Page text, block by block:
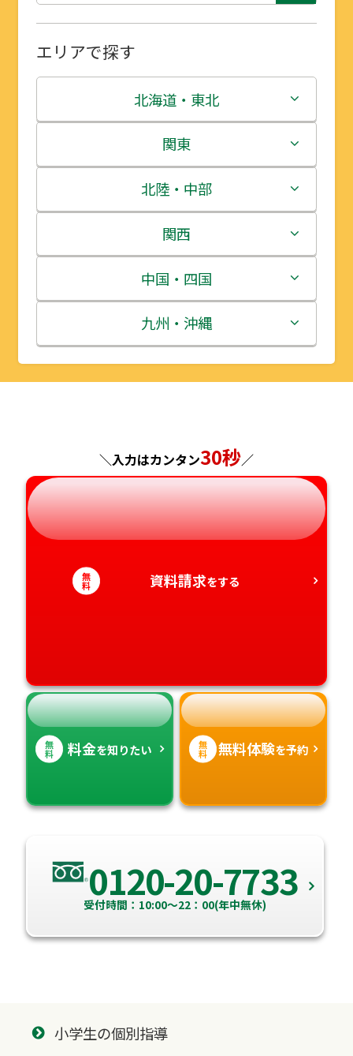
エリアで探す
北海道・東北
北海道
青森県
岩手県
宮城県
秋田県
山形県
関東
茨城県
栃木県
群馬県
埼玉県
千葉県
神奈川県
北陸・中部
新潟県
富山県
石川県
福井県
長野県
岐阜県
静岡県
愛知県
関西
三重県
滋賀県
京都府
兵庫県
奈良県
和歌山県
中国・四国
鳥取県
島根県
広島県
山口県
徳島県
香川県
九州・沖縄
福岡県
長崎県
熊本県
大分県
宮崎県
＼入力はカンタン30秒／
無
料 資料請求をする
無
料 料金を知りたい 無
料 無料体験を予約
0120-20-7733
受付時間：10:00～22：00(年中無休)
小学生の個別指導